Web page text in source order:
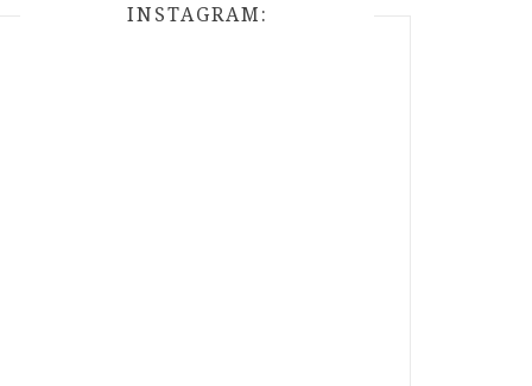
INSTAGRAM: